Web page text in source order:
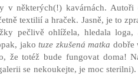
některých(!) kavárnách. Autoři
textilií a hraček. Jasně, je to
pečlivě ohlížela, hledala loga,
jako tuze zkušená matka dobře
že totéž bude fungovat doma!
se nekoukejte, je moc